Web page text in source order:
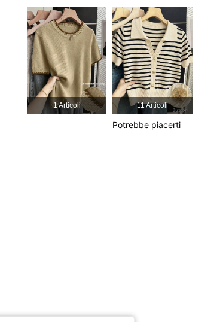
4.81 3K 174K
4.81 3K 174K
4.81 3K 174K
3K 174K
1 Articoli 11 Articoli
Potrebbe piacerti